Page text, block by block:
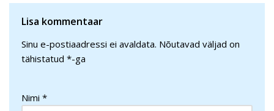
Lisa kommentaar
Sinu e-postiaadressi ei avaldata. Nõutavad väljad on
tähistatud *-ga
Nimi *